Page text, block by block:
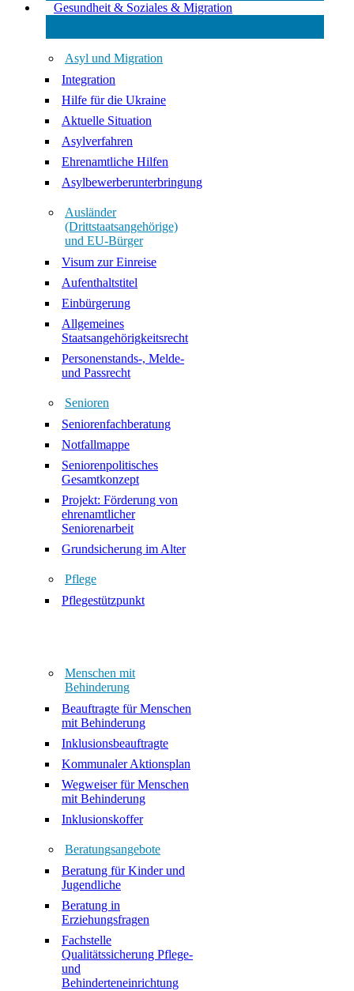
Gesundheit & Soziales & Migration
Asyl und Migration
Integration
Hilfe für die Ukraine
Aktuelle Situation
Asylverfahren
Ehrenamtliche Hilfen
Asylbewerberunterbringung
Ausländer
(Drittstaatsangehörige)
und EU-Bürger
Visum zur Einreise
Aufenthaltstitel
Einbürgerung
Allgemeines
Staatsangehörigkeitsrecht
Personenstands-, Melde-
und Passrecht
Senioren
Seniorenfachberatung
Notfallmappe
Seniorenpolitisches
Gesamtkonzept
Projekt: Förderung von
ehrenamtlicher
Seniorenarbeit
Grundsicherung im Alter
Pflege
Pflegestützpunkt
Menschen mit
Behinderung
Beauftragte für Menschen
mit Behinderung
Inklusionsbeauftragte
Kommunaler Aktionsplan
Wegweiser für Menschen
mit Behinderung
Inklusionskoffer
Beratungsangebote
Beratung für Kinder und
Jugendliche
Beratung in
Erziehungsfragen
Fachstelle
Qualitätssicherung Pflege-
und
Behinderteneinrichtung